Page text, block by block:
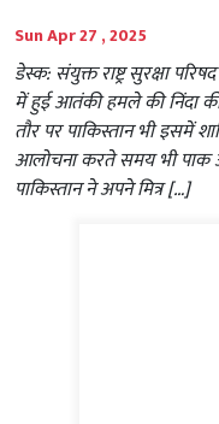
Sun Apr 27 , 2025
डेस्क: संयुक्त राष्ट्र सुरक्षा
में हुई आतंकी हमले की निंदा
तौर पर पाकिस्तान भी
आलोचना करते समय भी पाक
पाकिस्तान ने अपने मित्र […]